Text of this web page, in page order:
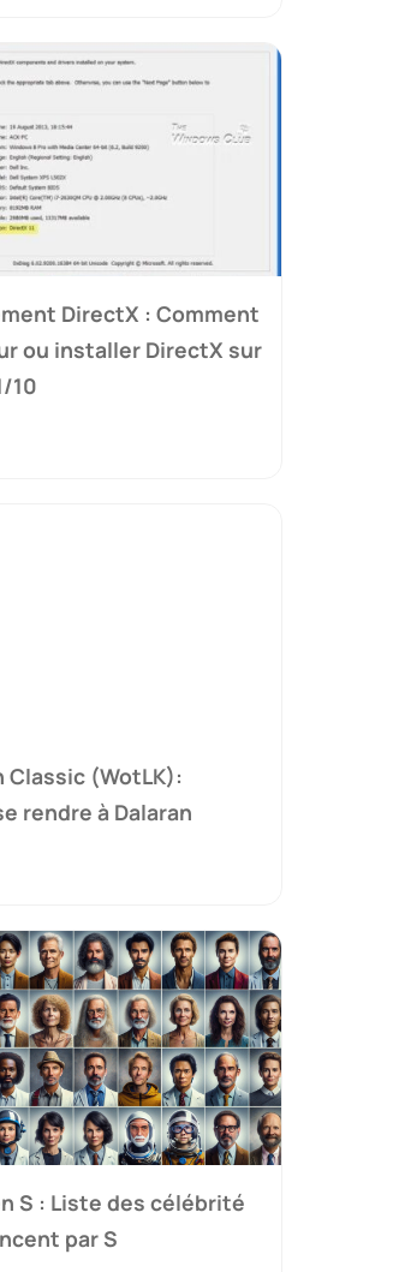
DirectX : Comment
ou installer DirectX sur
10
Classic (WotLK):
rendre à Dalaran
S : Liste des célébrité
par S